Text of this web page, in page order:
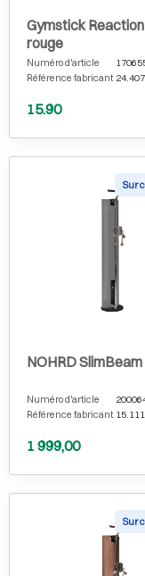
Gymstick
rouge
Numéro d'article
Référence fabricant 24.407
15.90
Sur
NOHRD SlimBeam
Numéro d'article
Référence fabricant 15.111
1 999,00
Sur